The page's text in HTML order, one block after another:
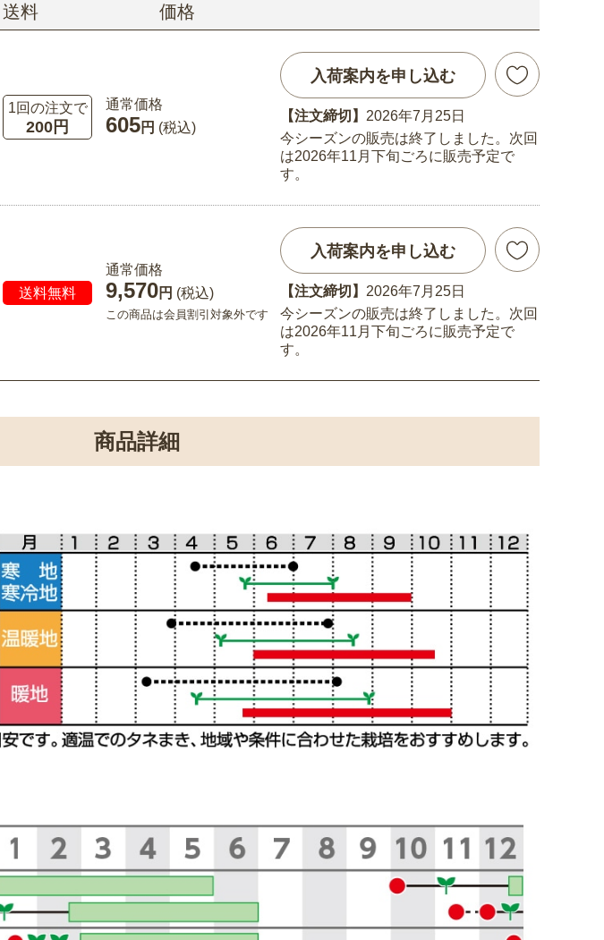
送料 価格
1回の注文で
200円
通常価格
605円 (税込)
入荷案内を申し込む
【注文締切】 2026年7月25日
今シーズンの販売は終了しました。次回
は2026年11月下旬ごろに販売予定で
す。
送料無料
通常価格
9,570円 (税込)
この商品は会員割引対象外です
入荷案内を申し込む
【注文締切】 2026年7月25日
今シーズンの販売は終了しました。次回
は2026年11月下旬ごろに販売予定で
す。
商品詳細